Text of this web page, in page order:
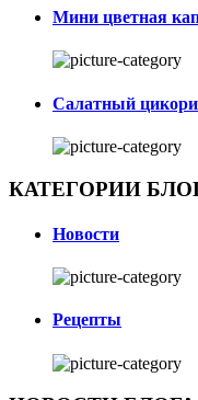
Мини цветная
Салатный
КАТЕГОРИИ
Новости
Рецепты